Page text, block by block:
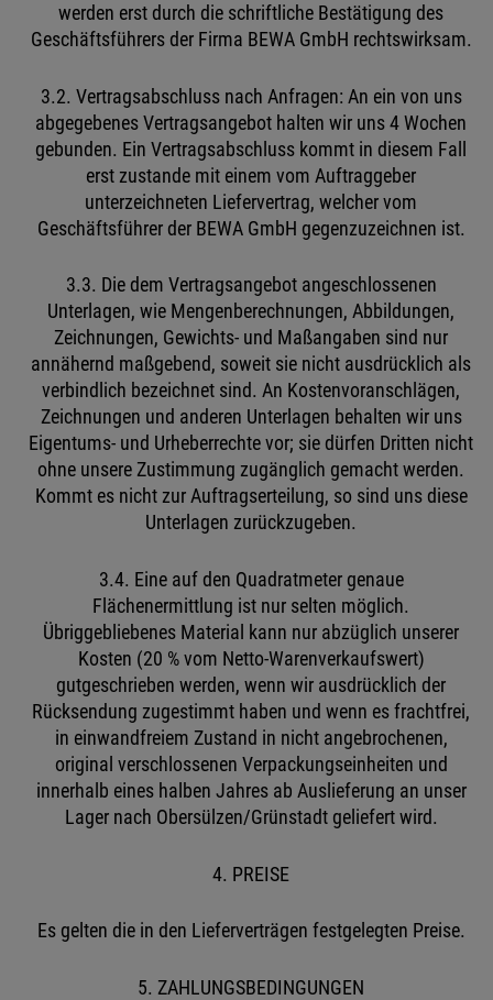
werden erst durch die schriftliche Bestätigung des
Geschäftsführers der Firma BEWA GmbH rechtswirksam.
3.2. Vertragsabschluss nach Anfragen: An ein von uns
abgegebenes Vertragsangebot halten wir uns 4 Wochen
gebunden. Ein Vertragsabschluss kommt in diesem Fall
erst zustande mit einem vom Auftraggeber
unterzeichneten Liefervertrag, welcher vom
Geschäftsführer der BEWA GmbH gegenzuzeichnen ist.
3.3. Die dem Vertragsangebot angeschlossenen
Unterlagen, wie Mengenberechnungen, Abbildungen,
Zeichnungen, Gewichts- und Maßangaben sind nur
annähernd maßgebend, soweit sie nicht ausdrücklich als
verbindlich bezeichnet sind. An Kostenvoranschlägen,
Zeichnungen und anderen Unterlagen behalten wir uns
Eigentums- und Urheberrechte vor; sie dürfen Dritten nicht
ohne unsere Zustimmung zugänglich gemacht werden.
Kommt es nicht zur Auftragserteilung, so sind uns diese
Unterlagen zurückzugeben.
3.4. Eine auf den Quadratmeter genaue
Flächenermittlung ist nur selten möglich.
Übriggebliebenes Material kann nur abzüglich unserer
Kosten (20 % vom Netto-Warenverkaufswert)
gutgeschrieben werden, wenn wir ausdrücklich der
Rücksendung zugestimmt haben und wenn es frachtfrei,
in einwandfreiem Zustand in nicht angebrochenen,
original verschlossenen Verpackungseinheiten und
innerhalb eines halben Jahres ab Auslieferung an unser
Lager nach Obersülzen/Grünstadt geliefert wird.
4. PREISE
Es gelten die in den Lieferverträgen festgelegten Preise.
5. ZAHLUNGSBEDINGUNGEN